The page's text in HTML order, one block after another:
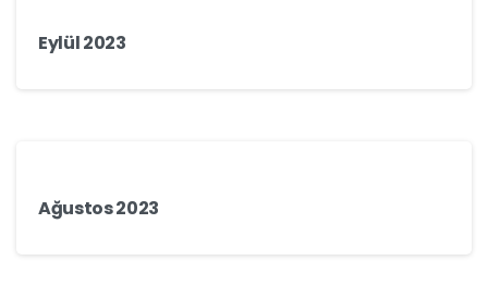
Eylül 2023
Ağustos 2023